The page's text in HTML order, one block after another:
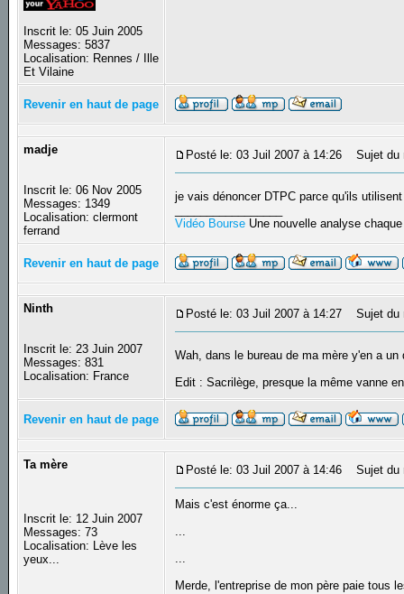
Inscrit le: 05 Juin 2005
Messages: 5837
Localisation: Rennes / Ille
Et Vilaine
Revenir en haut de page
madje
Inscrit le: 06 Nov 2005
Messages: 1349
Localisation: clermont
ferrand
Posté le: 03 Juil 2007 à 14:26 Sujet du
je vais dénoncer DTPC parce qu'ils
Vidéo Bourse Une nouvelle analyse
Revenir en haut de page
Ninth
Inscrit le: 23 Juin 2007
Messages: 831
Localisation: France
Posté le: 03 Juil 2007 à 14:27 Sujet du
Wah, dans le bureau de ma mère y'en a
Edit : Sacrilège, presque la même vanne
Revenir en haut de page
Ta mère
Inscrit le: 12 Juin 2007
Messages: 73
Localisation: Lève les
yeux...
Posté le: 03 Juil 2007 à 14:46 Sujet du
Mais c'est énorme ça...
...
...
Merde, l'entreprise de mon père paie tous